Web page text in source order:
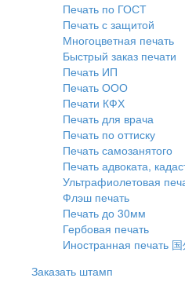
Печать по ГОСТ
Печать с защитой
Многоцветная печать
Быстрый заказ печати
Печать ИП
Печать ООО
Печати КФХ
Печать для врача
Печать по оттиску
Печать самозанятого
Печать адвоката,
Ультрафиолетовая
Флэш печать
Печать до 30мм
Гербовая печать
Иностранная печать
Заказать штамп